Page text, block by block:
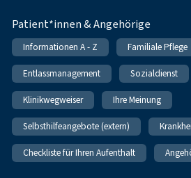
Patient*innen & Angehörige
Informationen A - Z Familiale Pflege
Entlassmanagement Sozialdienst
Klinikwegweiser Ihre Meinung
Selbsthilfeangebote (extern)
Checkliste für Ihren Aufenthalt